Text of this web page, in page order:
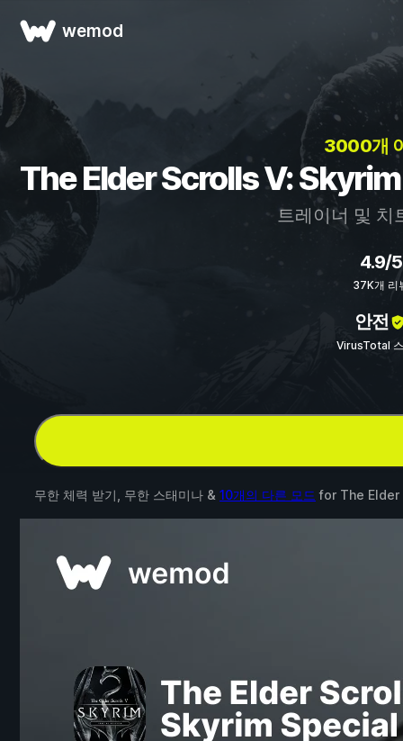
wemod
3000개
The Elder Scrolls V:
트레이너 및 치
4.9/5
37K개 리
안전
VirusTotal
무한 체력 받기, 무한 스태미나 & 10개의 다른 모드 for The